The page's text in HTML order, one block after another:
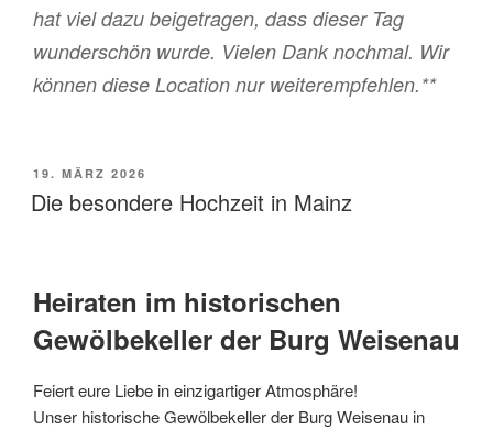
hat viel dazu beigetragen, dass dieser Tag
wunderschön wurde. Vielen Dank nochmal. Wir
können diese Location nur weiterempfehlen.**
VERÖFFENTLICHT
AM
19. MÄRZ 2026
Die besondere Hochzeit in Mainz
Heiraten im historischen
Gewölbekeller der Burg Weisenau
Feiert eure Liebe in einzigartiger Atmosphäre!
Unser historische Gewölbekeller der Burg Weisenau in